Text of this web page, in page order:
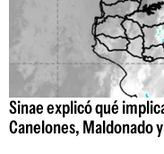
Sinae explicó qué
Canelones, Maldonado